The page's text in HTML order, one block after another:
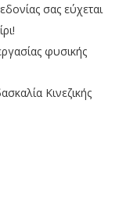
σας εύχεται
φυσικής
Κινεζικής